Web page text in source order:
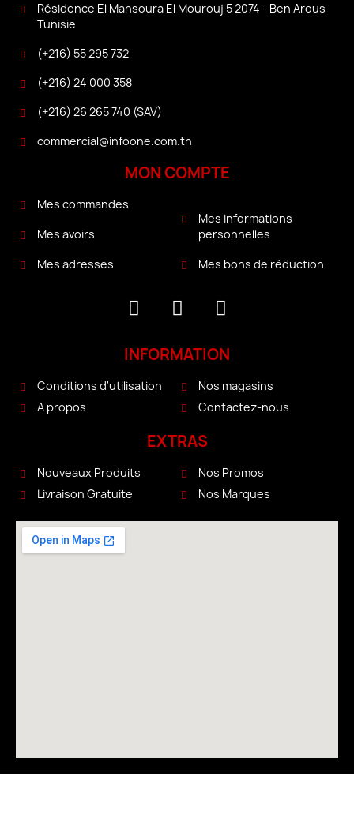
Résidence El Mansoura El Mourouj 5 2074 - Ben Arous
Tunisie
(+216) 55 295 732
(+216) 24 000 358
(+216) 26 265 740 (SAV)
commercial@infoone.com.tn
MON COMPTE
Mes commandes
Mes avoirs
Mes adresses
Mes informations
personnelles
Mes bons de réduction
INFORMATION
Conditions d'utilisation
A propos
Nos magasins
Contactez-nous
EXTRAS
Nouveaux Produits
Livraison Gratuite
Nos Promos
Nos Marques